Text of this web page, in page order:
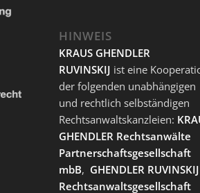
HINWEIS
KRAUS GHENDLER
RUVINSKIJ ist eine
der folgenden unabhängigen
und rechtlich selbständigen
Rechtsanwaltskanzleien:
GHENDLER Rechtsanwälte
Partnerschaftsgesellschaft
mbB, GHENDLER RUVINSKIJ
Rechtsanwaltsgesellschaft